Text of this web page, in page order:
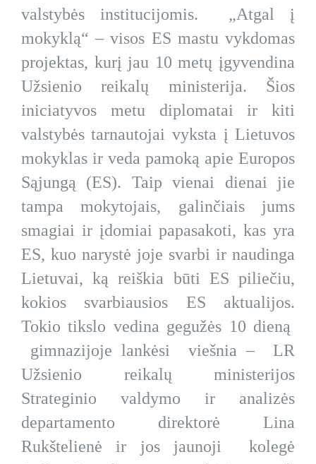
valstybės institucijomis. „Atgal į
mokyklą“ – visos ES mastu vykdomas
projektas, kurį jau 10 metų įgyvendina
Užsienio reikalų ministerija. Šios
iniciatyvos metu diplomatai ir kiti
valstybės tarnautojai vyksta į Lietuvos
mokyklas ir veda pamoką apie Europos
Sąjungą (ES). Taip vienai dienai jie
tampa mokytojais, galinčiais jums
smagiai ir įdomiai papasakoti, kas yra
ES, kuo narystė joje svarbi ir naudinga
Lietuvai, ką reiškia būti ES piliečiu,
kokios svarbiausios ES aktualijos.
Tokio tikslo vedina gegužės 10 dieną
gimnazijoje lankėsi viešnia – LR
Užsienio reikalų ministerijos
Strateginio valdymo ir analizės
departamento direktorė Lina
Rukštelienė ir jos jaunoji kolegė